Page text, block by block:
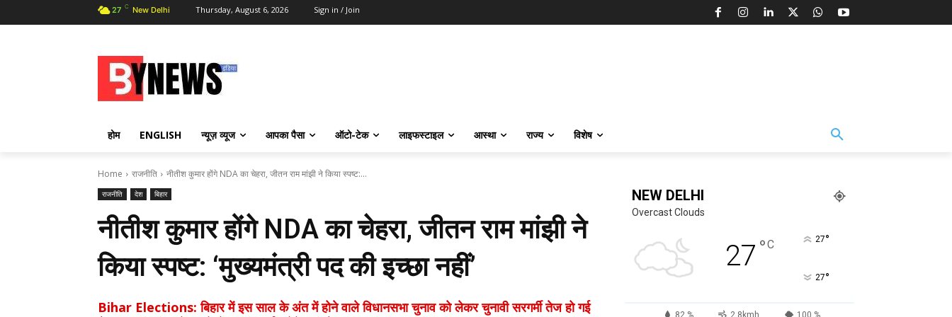
27 C New Delhi Thursday, August 6, 2026 Sign in / Join
होम ENGLISH न्यूज़ व्यूज आपका पैसा ऑटो-टेक लाइफस्टाइल आस्था राज्य विशेष
Home राजनीति नीतीश कुमार होंगे NDA का चेहरा, जीतन राम मांझी ने किया स्पष्ट:...
राजनीति देश बिहार
नीतीश कुमार होंगे NDA का चेहरा, जीतन राम मांझी ने
किया स्पष्ट: ‘मुख्यमंत्री पद की इच्छा नहीं’
Bihar Elections: बिहार में इस साल के अंत में होने वाले विधानसभा चुनाव को लेकर चुनावी सरगर्मी तेज हो गई
NEW DELHI
Overcast Clouds
27 °C 27°
27°